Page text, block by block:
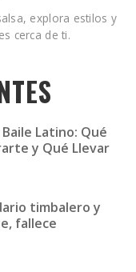
explora estilos y
cerca de ti.
Latino: Qué
y Qué Llevar
timbalero y
fallece